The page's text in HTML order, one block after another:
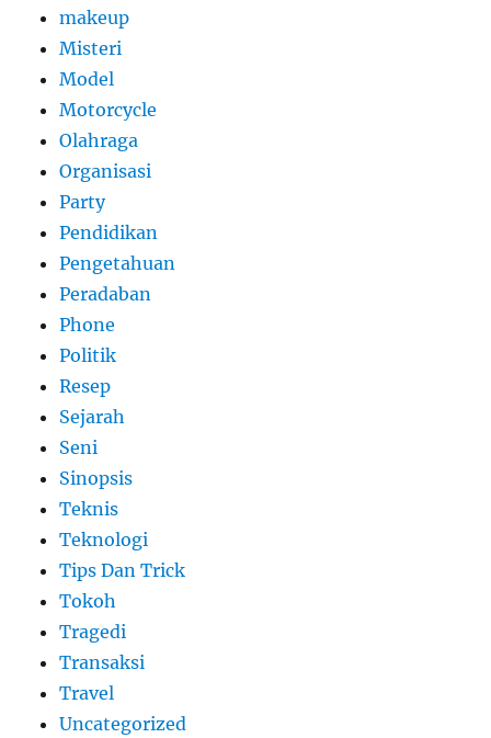
makeup
Misteri
Model
Motorcycle
Olahraga
Organisasi
Party
Pendidikan
Pengetahuan
Peradaban
Phone
Politik
Resep
Sejarah
Seni
Sinopsis
Teknis
Teknologi
Tips Dan Trick
Tokoh
Tragedi
Transaksi
Travel
Uncategorized